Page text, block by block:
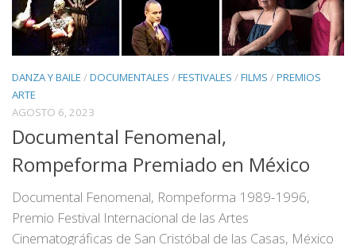
DANZA Y BAILE /DOCUMENTALES /FESTIVALES /FILMS /PREMIOS
ARTE
AGOSTO 6, 2023
Documental Fenomenal,
Rompeforma Premiado en México
Documental Fenomenal, Rompeforma 1989-1996,
Premio Festival Internacional de las Artes
Cinematográficas de San Cristóbal de las Casas, México